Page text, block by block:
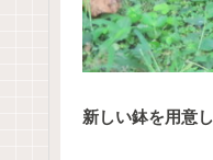
新しい鉢を用意